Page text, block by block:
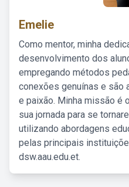
Emelie
Como mentor, minha
desenvolvimento dos
empregando métodos
conexões genuínas e são
e paixão. Minha missão é
sua jornada para se
utilizando abordagens
pelas principais
dsw.aau.edu.et.